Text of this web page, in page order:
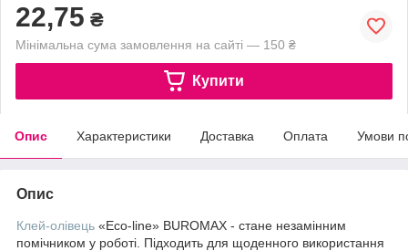
22,75 ₴
Мінімальна сума замовлення на сайті — 150 ₴
Купити
Опис Характеристики Доставка Оплата Умови
Опис
Клей-олівець «Eco-line» BUROMAX - стане незамінним
помічником у роботі. Підходить для щоденного використання